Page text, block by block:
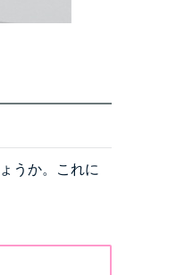
うか。これに